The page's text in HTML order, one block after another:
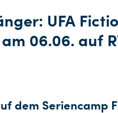
UFA
06.06. auf
dem Seriencamp